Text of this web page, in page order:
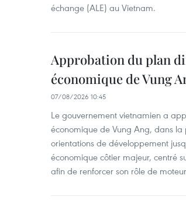
échange (ALE) au Vietnam.
Approbation du plan
économique de Vung
07/08/2026 10:45
Le gouvernement vietnamien a
économique de Vung Ang, dans
orientations de développement
économique côtier majeur, centré
afin de renforcer son rôle de